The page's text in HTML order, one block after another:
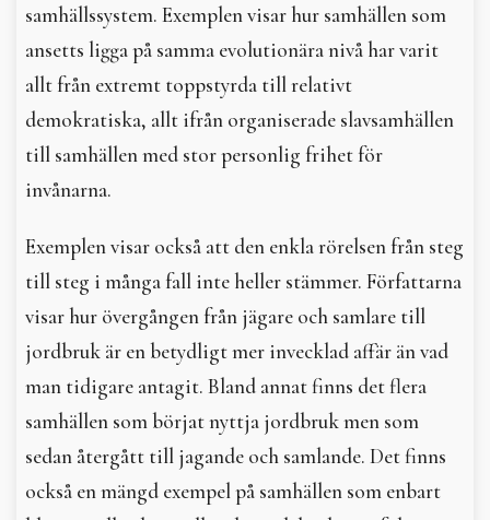
samhällssystem. Exemplen visar hur samhällen som
ansetts ligga på samma evolutionära nivå har varit
allt från extremt toppstyrda till relativt
demokratiska, allt ifrån organiserade slavsamhällen
till samhällen med stor personlig frihet för
invånarna.
Exemplen visar också att den enkla rörelsen från steg
till steg i många fall inte heller stämmer. Författarna
visar hur övergången från jägare och samlare till
jordbruk är en betydligt mer invecklad affär än vad
man tidigare antagit. Bland annat finns det flera
samhällen som börjat nyttja jordbruk men som
sedan återgått till jagande och samlande. Det finns
också en mängd exempel på samhällen som enbart